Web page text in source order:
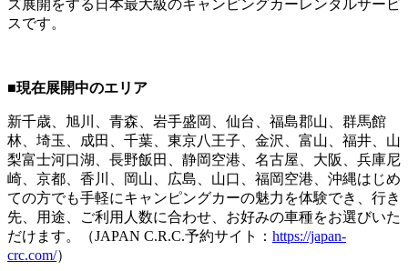
ズ展開をする日本最大級のキャンピングカーレンタルサービ
スです。
■現在展開中のエリア
新千歳、旭川、青森、岩手盛岡、仙台、福島郡山、群馬館
林、埼玉、成田、千葉、東京八王子、金沢、富山、福井、山
梨富士河口湖、長野飯田、静岡空港、名古屋、大阪、兵庫尼
崎、京都、香川、岡山、広島、山口、福岡空港、沖縄はじめ
ての方でも手軽にキャンピングカーの魅力を体験でき、行き
先、用途、ご利用人数に合わせ、お好みの車種をお選びいた
だけます。（JAPAN C.R.C.予約サイト： https://japan-
crc.com/）